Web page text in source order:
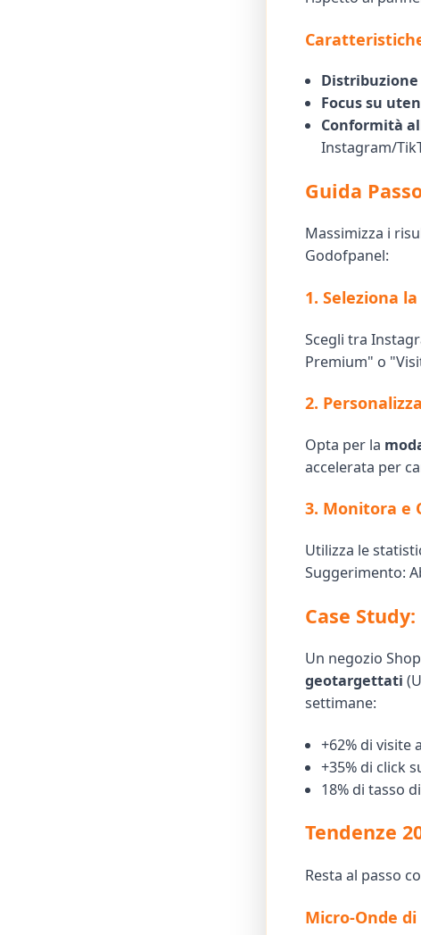
Focus su
Conformità
Instagram/
Guida
Massimizza i
Godofpanel:
1. Seleziona
Scegli tra
Premium" o
2.
Opta per la
accelerata per
3. Monitora e
Utilizza le
Suggerimento:
Case
Un negozio
geotargettati
settimane:
+62% di visite
+35% di click
18% di tasso
Tendenze
Resta al passo
Micro-Onde